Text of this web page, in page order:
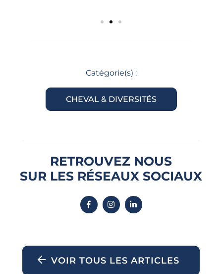
Catégorie(s) :
CHEVAL & DIVERSITÉS
RETROUVEZ NOUS
SUR LES RÉSEAUX SOCIAUX
VOIR TOUS LES ARTICLES